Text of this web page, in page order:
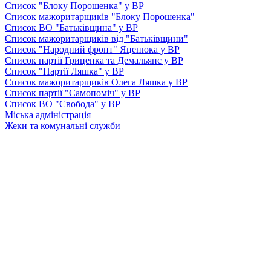
Список "Блоку Порошенка" у ВР
Список мажоритарщиків "Блоку Порошенка"
Список ВО "Батьківщина" у ВР
Список мажоритарщиків від "Батьківщини"
Список "Народний фронт" Яценюка у ВР
Список партії Гриценка та Демальянс у ВР
Список "Партії Ляшка" у ВР
Список мажоритарщиків Олега Ляшка у ВР
Список партії "Самопоміч" у ВР
Список ВО "Свобода" у ВР
Міська адміністрація
Жеки та комунальні служби